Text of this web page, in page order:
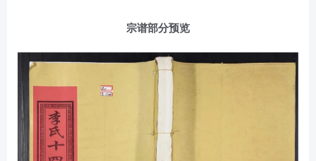
宗谱部分预览